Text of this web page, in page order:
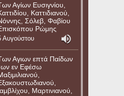
Αγίων Ευσιγνίου,
Καττιδιανού,
Σόλεβ, Φαβίου
Ρώμης
Αυγούστου
Αγιων επτά Παίδων
εν Εφέσω
Μαρτινιανού,